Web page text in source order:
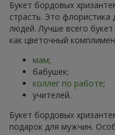
Букет бордовых
страсть. Это
людей. Лучше всего
как цветочный
мам;
бабушек;
коллег по работе;
учителей.
Букет бордовых
подарок для мужчин.